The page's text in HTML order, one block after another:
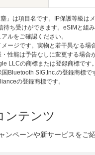
」は項目名です。IP保護等級は
待ち受けができます。eSIMと組
ルをご確認ください。
ージです。実物と若干異なる場
性能は予告なしに変更する場合
LLCの商標または登録商標です。
Bluetooth SIG,Inc.の登録商標で
の登録商標です。
ンテンツ
ンペーンや新サービスをご紹